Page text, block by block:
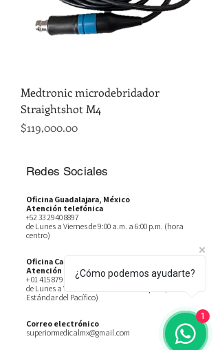
Medtronic microdebridador
Straightshot M4
Precio
$119,000.00
Redes Sociales
Oficina Guadalajara, México
Atención telefónica
+52 33 2940 8897
de Lunes a Viernes de 9:00 a.m. a 6:00 p.m. (hora
centro)
Oficina California, Estados Unidos
Atención telefónica
+01 415 879 2525
de Lunes a Viernes de 9:00 a.m. a 6:00 p.m. (Horario
Estándar del Pacífico)
Correo electrónico
superiormedicalmx@gmail.com
¿Cómo podemos ayudarte?
1